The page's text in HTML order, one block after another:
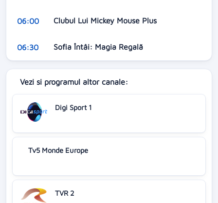
06:00 Clubul Lui Mickey Mouse Plus
06:30 Sofia Întâi: Magia Regală
Vezi si programul altor canale:
Digi Sport 1
Tv5 Monde Europe
TVR 2